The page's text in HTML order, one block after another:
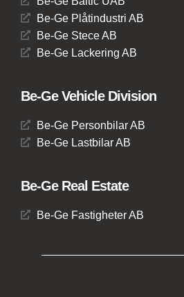
Be-Ge Plåtindustri AB
Be-Ge Stece AB
Be-Ge Lackering AB
Be-Ge Vehicle Division
Be-Ge Personbilar AB
Be-Ge Lastbilar AB
Be-Ge Real Estate
Be-Ge Fastigheter AB